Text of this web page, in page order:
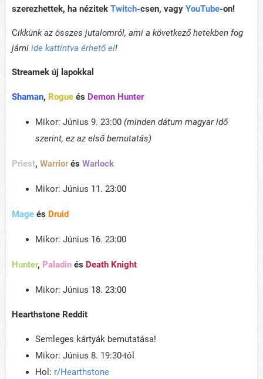
szerezhettek, ha nézitek Twitch-csen, vagy YouTube-on!
Cikkünk az összes jutalomról, ami a következő hetekben fog
járni ide kattintva érhető el!
Streamek új lapokkal
Shaman, Rogue és Demon Hunter
Mikor: Június 9. 23:00 (minden dátum magyar idő
szerint, ez az első bemutatás)
Priest, Warriorés Warlock
Mikor: Június 11. 23:00
Mage és Druid
Mikor: Június 16. 23:00
Hunter, Paladin és Death Knight
Mikor: Június 18. 23:00
Hearthstone Reddit
Semleges kártyák bemutatása!
Mikor: Június 8. 19:30-tól
Hol: r/Hearthstone